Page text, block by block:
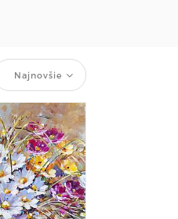
Najnovšie